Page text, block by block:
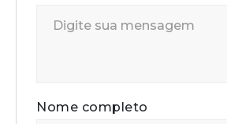
Nome completo